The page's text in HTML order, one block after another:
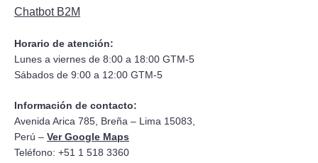
Chatbot B2M
Horario de atención:
Lunes a viernes de 8:00 a 18:00 GTM-5
Sábados de 9:00 a 12:00 GTM-5
Información de contacto:
Avenida Arica 785, Breña – Lima 15083,
Perú – Ver Google Maps
Teléfono: +51 1 518 3360